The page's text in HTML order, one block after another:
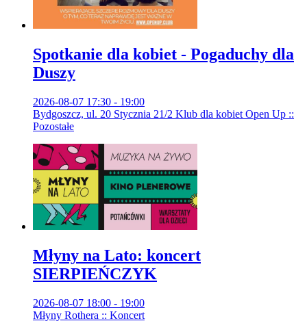
Spotkanie dla kobiet - Pogaduchy dla
Duszy
2026-08-07 17:30 - 19:00
Bydgoszcz, ul. 20 Stycznia 21/2 Klub dla kobiet Open Up ::
Pozostałe
Młyny na Lato: koncert
SIERPIEŃCZYK
2026-08-07 18:00 - 19:00
Młyny Rothera :: Koncert